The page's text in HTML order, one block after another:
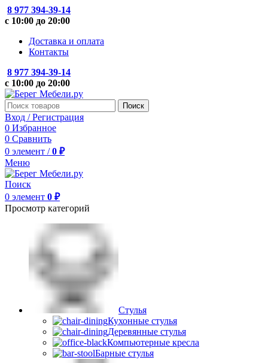
8 977 394-39-14
с 10:00 до 20:00
Доставка и оплата
Контакты
8 977 394-39-14
с 10:00 до 20:00
Поиск
Вход / Регистрация
0 Избранное
0 Сравнить
0 элемент / 0 ₽
Меню
Поиск
0 элемент 0 ₽
Просмотр категорий
Стулья
Кухонные стулья
Деревянные стулья
Компьютерные кресла
Барные стулья